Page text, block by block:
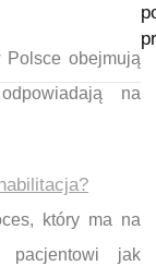
Polsce obejmują
na
który ma na
pacjentowi jak